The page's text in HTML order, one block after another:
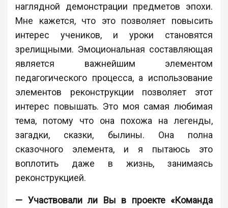
наглядной демонстрации предметов эпохи.
Мне кажется, что это позволяет повысить
интерес учеников, и уроки становятся
зрелищными. Эмоциональная составляющая
является важнейшим элементом
педагогического процесса, а использование
элементов реконструкции позволяет этот
интерес повышать. Это моя самая любимая
тема, потому что она похожа на легенды,
загадки, сказки, былины. Она полна
сказочного элемента, и я пытаюсь это
воплотить даже в жизнь, занимаясь
реконструкцией.
— Участвовали ли Вы в проекте «Команда